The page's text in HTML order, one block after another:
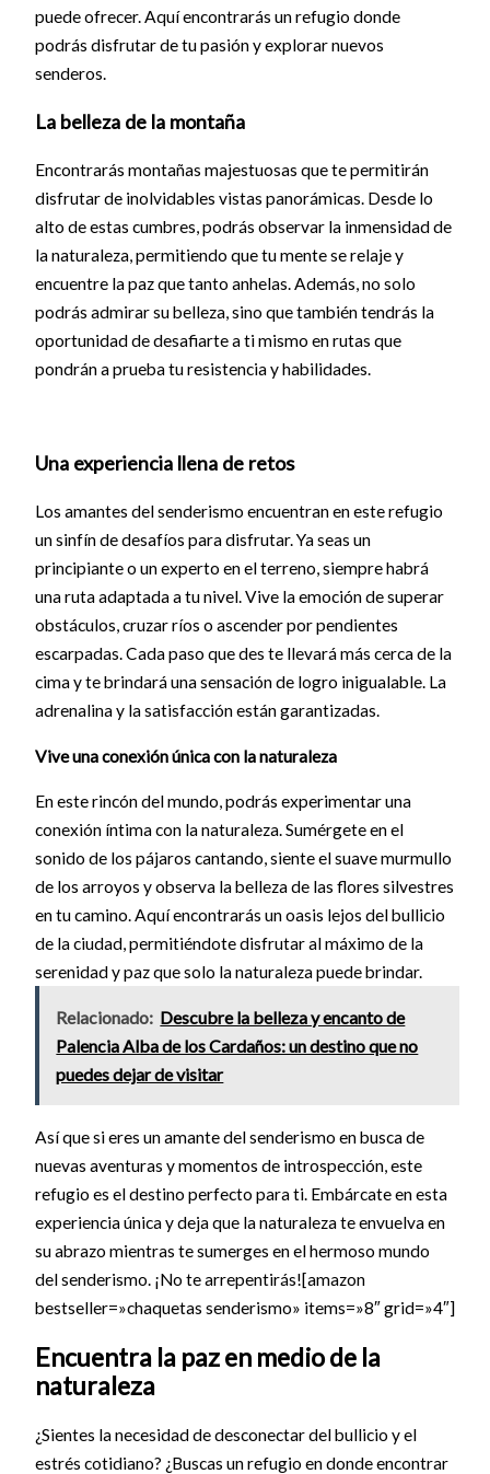
puede ofrecer. Aquí encontrarás un refugio donde
podrás disfrutar de tu pasión y explorar nuevos
senderos.
La belleza de la montaña
Encontrarás montañas majestuosas que te permitirán
disfrutar de inolvidables vistas panorámicas. Desde lo
alto de estas cumbres, podrás observar la inmensidad de
la naturaleza, permitiendo que tu mente se relaje y
encuentre la paz que tanto anhelas. Además, no solo
podrás admirar su belleza, sino que también tendrás la
oportunidad de desafiarte a ti mismo en rutas que
pondrán a prueba tu resistencia y habilidades.
Una experiencia llena de retos
Los amantes del senderismo encuentran en este refugio
un sinfín de desafíos para disfrutar. Ya seas un
principiante o un experto en el terreno, siempre habrá
una ruta adaptada a tu nivel. Vive la emoción de superar
obstáculos, cruzar ríos o ascender por pendientes
escarpadas. Cada paso que des te llevará más cerca de la
cima y te brindará una sensación de logro inigualable. La
adrenalina y la satisfacción están garantizadas.
Vive una conexión única con la naturaleza
En este rincón del mundo, podrás experimentar una
conexión íntima con la naturaleza. Sumérgete en el
sonido de los pájaros cantando, siente el suave murmullo
de los arroyos y observa la belleza de las flores silvestres
en tu camino. Aquí encontrarás un oasis lejos del bullicio
de la ciudad, permitiéndote disfrutar al máximo de la
serenidad y paz que solo la naturaleza puede brindar.
Relacionado: Descubre la belleza y encanto de
Palencia Alba de los Cardaños: un destino que no
puedes dejar de visitar
Así que si eres un amante del senderismo en busca de
nuevas aventuras y momentos de introspección, este
refugio es el destino perfecto para ti. Embárcate en esta
experiencia única y deja que la naturaleza te envuelva en
su abrazo mientras te sumerges en el hermoso mundo
del senderismo. ¡No te arrepentirás![amazon
bestseller=»chaquetas senderismo» items=»8″ grid=»4″]
Encuentra la paz en medio de la
naturaleza
¿Sientes la necesidad de desconectar del bullicio y el
estrés cotidiano? ¿Buscas un refugio en donde encontrar